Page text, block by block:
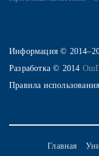
Информация ©
Разработка © 2014
Правила
Главная